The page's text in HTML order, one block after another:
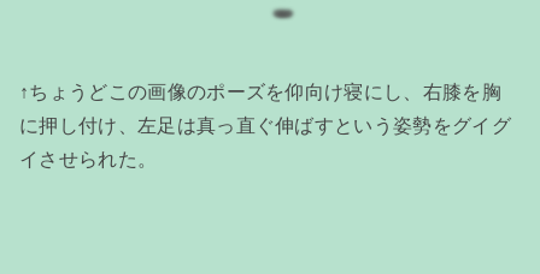
↑ちょうどこの画像のポーズを仰向け寝にし、右膝を胸
に押し付け、左足は真っ直ぐ伸ばすという姿勢をグイグ
イさせられた。